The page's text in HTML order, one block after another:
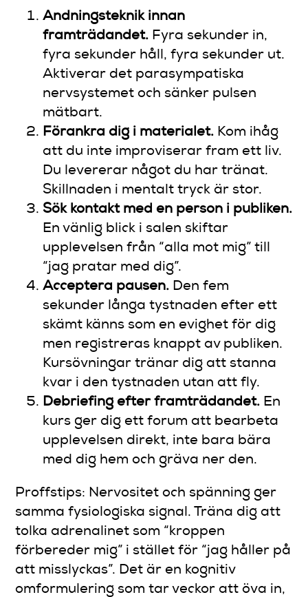
Andningsteknik innan
framträdandet. Fyra sekunder in,
fyra sekunder håll, fyra sekunder ut.
Aktiverar det parasympatiska
nervsystemet och sänker pulsen
mätbart.
Förankra dig i materialet. Kom ihåg
att du inte improviserar fram ett liv.
Du levererar något du har tränat.
Skillnaden i mentalt tryck är stor.
Sök kontakt med en person i publiken.
En vänlig blick i salen skiftar
upplevelsen från “alla mot mig” till
“jag pratar med dig”.
Acceptera pausen. Den fem
sekunder långa tystnaden efter ett
skämt känns som en evighet för dig
men registreras knappt av publiken.
Kursövningar tränar dig att stanna
kvar i den tystnaden utan att fly.
Debriefing efter framträdandet. En
kurs ger dig ett forum att bearbeta
upplevelsen direkt, inte bara bära
med dig hem och gräva ner den.
Proffstips: Nervositet och spänning ger
samma fysiologiska signal. Träna dig att
tolka adrenalinet som “kroppen
förbereder mig” i stället för “jag håller på
att misslyckas”. Det är en kognitiv
omformulering som tar veckor att öva in,